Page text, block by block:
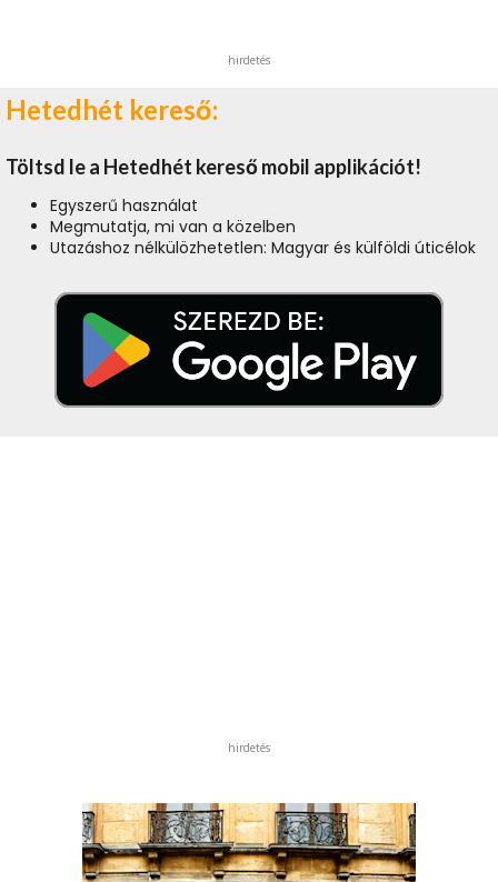
hirdetés
Hetedhét kereső:
Töltsd le a Hetedhét kereső mobil applikációt!
Egyszerű használat
Megmutatja, mi van a közelben
Utazáshoz nélkülözhetetlen: Magyar és külföldi úticélok
hirdetés